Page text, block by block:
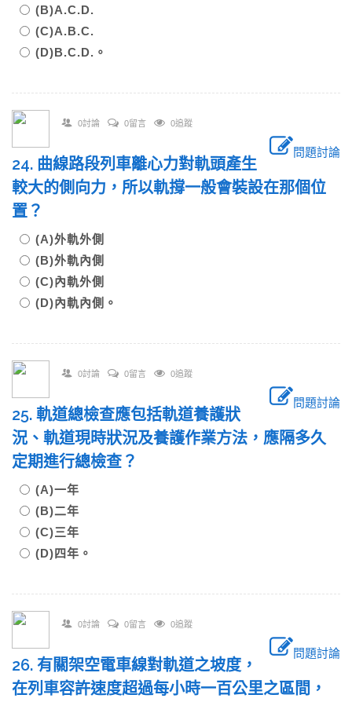
(B)A.C.D.
(C)A.B.C.
(D)B.C.D.。
0討論 0留言 0追蹤
問題討論
24. 曲線路段列車離心力對軌頭產生
較大的側向力，所以軌撐一般會裝設在那個位
置？
(A)外軌外側
(B)外軌內側
(C)內軌外側
(D)內軌內側。
0討論 0留言 0追蹤
問題討論
25. 軌道總檢查應包括軌道養護狀
況、軌道現時狀況及養護作業方法，應隔多久
定期進行總檢查？
(A)一年
(B)二年
(C)三年
(D)四年。
0討論 0留言 0追蹤
問題討論
26. 有關架空電車線對軌道之坡度，
在列車容許速度超過每小時一百公里之區間，